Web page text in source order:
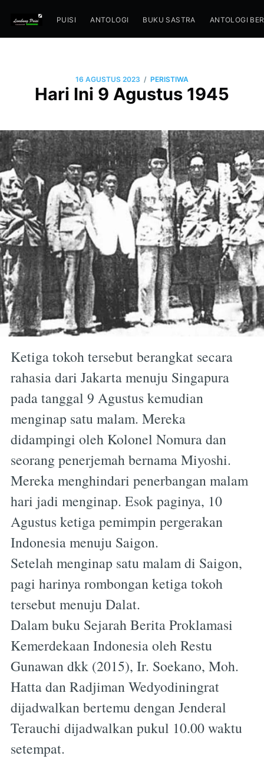
PUISI ANTOLOGI BUKU SASTRA ANTOLOGI
16 AGUSTUS 2023 / PERISTIWA
Hari Ini 9 Agustus 1945
Ketiga tokoh tersebut berangkat secara
rahasia dari Jakarta menuju Singapura
pada tanggal 9 Agustus kemudian
menginap satu malam. Mereka
didampingi oleh Kolonel Nomura dan
seorang penerjemah bernama Miyoshi.
Mereka menghindari penerbangan malam
hari jadi menginap. Esok paginya, 10
Agustus ketiga pemimpin pergerakan
Indonesia menuju Saigon.
Setelah menginap satu malam di Saigon,
pagi harinya rombongan ketiga tokoh
tersebut menuju Dalat.
Dalam buku Sejarah Berita Proklamasi
Kemerdekaan Indonesia oleh Restu
Gunawan dkk (2015), Ir. Soekano, Moh.
Hatta dan Radjiman Wedyodiningrat
dijadwalkan bertemu dengan Jenderal
Terauchi dijadwalkan pukul 10.00 waktu
setempat.